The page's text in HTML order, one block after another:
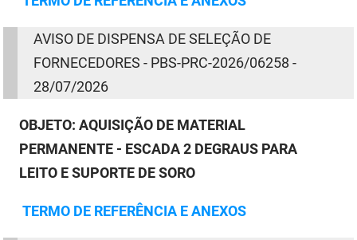
AVISO DE DISPENSA DESELEÇÃO DE
FORNECEDORES - PBS-PRC-2026/06258 -
28/07/2026
OBJETO: AQUISIÇÃO DE MATERIAL
PERMANENTE - ESCADA 2 DEGRAUS PARA
LEITO E SUPORTE DE SORO
TERMO DE REFERÊNCIA E ANEXOS